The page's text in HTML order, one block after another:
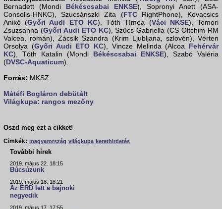
Bernadett (Mondi Békéscsabai ENKSE), Sopronyi Anett (ASA-
Consolis-HNKC), Szucsánszki Zita (FTCRightPhone), Kovacsics
Anikó (Győri Audi ETO KC), Tóth Tímea (Váci NKSE), Tomori
Zsuzsanna (Győri Audi ETO KC), Szűcs Gabriella (CS Oltchim RM
Valcea, román), Zácsik Szandra (Krim Ljubljana, szlovén), Vérten
Orsolya (Győri Audi ETO KC), Vincze Melinda (Alcoa Fehérvár
KC), Tóth Katalin (Mondi Békéscsabai ENKSE), Szabó Valéria
(DVSC-Aquaticum).
Forrás: MKSZ
Mátéfi Bogláron debütált
Világkupa: rangos mezőny
Oszd meg ezt a cikket!
Címkék: magyarország világkupa kerethirdetés
További hírek
2019. május 22. 18:15
Búcsúzunk
2019. május 18. 18:21
Az ÉRD lett a bajnoki
negyedik
2019. május 17. 17:55